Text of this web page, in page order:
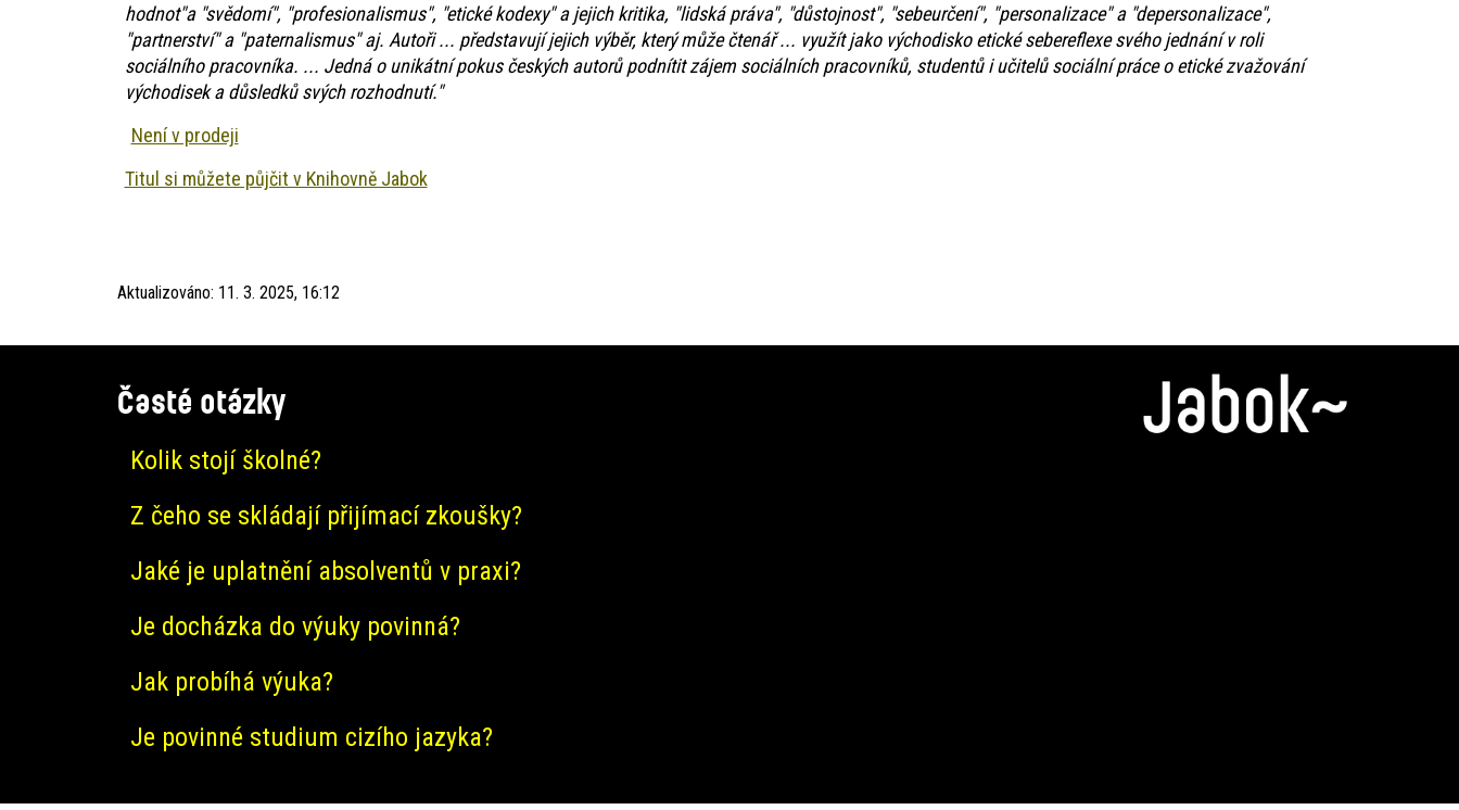
hodnot"a "svědomí", "profesionalismus", "etické kodexy" a jejich kritika, "lidská práva", "důstojnost", "sebeurčení", "personalizace" a "depersonalizace",
"partnerství" a "paternalismus" aj. Autoři ... představují jejich výběr, který může čtenář ... využít jako východisko etické sebereflexe svého jednání v roli
sociálního pracovníka. ... Jedná o unikátní pokus českých autorů podnítit zájem sociálních pracovníků, studentů i učitelů sociální práce o etické zvažování
východisek a důsledků svých rozhodnutí."
Není v prodeji
Titul si můžete půjčit v Knihovně Jabok
Aktualizováno: 11. 3. 2025, 16:12
Časté otázky
Kolik stojí školné?
Z čeho se skládají přijímací zkoušky?
Jaké je uplatnění absolventů v praxi?
Je docházka do výuky povinná?
Jak probíhá výuka?
Je povinné studium cizího jazyka?